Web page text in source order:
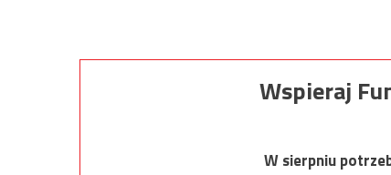
Wspieraj
W sierpniu